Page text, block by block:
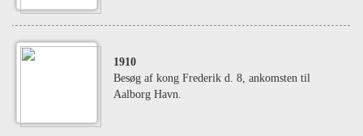
1910
Besøg af kong Frederik d. 8, ankomsten til
Aalborg Havn.